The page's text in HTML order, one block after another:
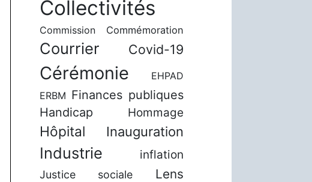
Collectivités
Commission Commémoration
Courrier Covid-19
Cérémonie
EHPAD
ERBM Finances publiques
Handicap
Hommage
Hôpital Inauguration
Industrie inflation
Justice sociale Lens